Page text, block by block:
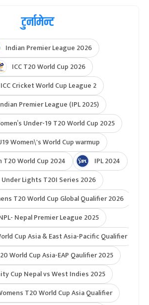
टुर्नामेन्ट
Indian Premier League 2026
ICC T20 World Cup 2026
ICC Cricket World Cup League 2
Premier League (IPL 2025)
Under-19 T20 World Cup 2025
Women\'s World Cup warmup
T20 World Cup 2024
IPL 2024
Under Lights T20I Series 2026
T20 World Cup Global Qualifier 2026
Nepal Premier League 2025
Cup Asia & East Asia-Pacific Qualifier
World Cup Asia-EAP Qaulifier 2025
Cup Nepal vs West Indies 2025
T20 World Cup Asia Qualifier